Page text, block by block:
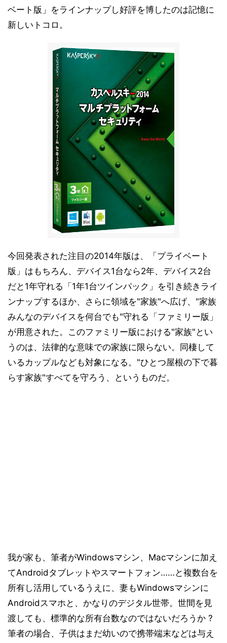
ベート版」をラインナップし好評を博したのは記憶に
新しいトコロ。
今回発表された注目の2014年版は、「プライベート
版」はもちろん、デバイス1台なら2年、デバイス2台
だと1年守れる「1年1台ツインパック」を引き続きライ
ンナップするほか、さらに領域を"家族"へ広げ、"家族
みんなのデバイスを何台でも"守れる「ファミリー版」
が用意された。このファミリー版における"家族"とい
うのは、法律的な意味での家族に限らない。同棲して
いるカップルなども対象になる。"ひとつ屋根の下で暮
らす家族"すべてを守ろう、というものだ。
我が家も、筆者がWindowsマシン、Macマシンに加え
てAndroidタブレットやスマートフォン……と複数台を
所有し活用しているうえに、妻もWindowsマシンに
Androidスマホと、かなりのデジタル世帯。世間を見
渡しても、標準的な所有台数なのではないだろうか ?
筆者の場合、子供はまだ幼いので携帯端末などは与え